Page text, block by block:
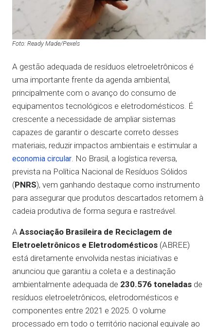
Foto: Ready Made/Pexels
A gestão adequada de resíduos eletroeletrônicos é
uma importante frente da agenda ambiental,
principalmente com o avanço do consumo de
equipamentos tecnológicos e eletrodomésticos. É
crescente a necessidade de ampliar sistemas
capazes de garantir o descarte correto desses
materiais, reduzir impactos ambientais e estimular a
economia circular. No Brasil, a logística reversa,
prevista na Política Nacional de Resíduos Sólidos
(PNRS), vem ganhando destaque como instrumento
para assegurar que produtos descartados retornem à
cadeia produtiva de forma segura e rastreável.
A Associação Brasileira de Reciclagem de
Eletroeletrônicos e Eletrodomésticos (ABREE)
está diretamente envolvida nestas iniciativas e
anunciou que garantiu a coleta e a destinação
ambientalmente adequada de 230.576 toneladas de
resíduos eletroeletrônicos, eletrodomésticos e
componentes entre 2021 e 2025. O volume
processado em todo o território nacional equivale ao